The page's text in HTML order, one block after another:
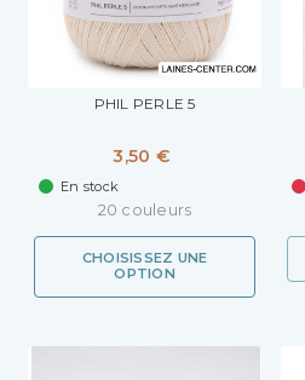
PHIL PERLE 5
3,50 €
En stock
20 couleurs
CHOISISSEZ UNE
OPTION